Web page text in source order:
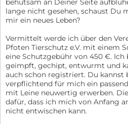
behutsam an Deiner Seite
lange nicht gesehen, schaust Du
mir ein neues Leben?
Vermittelt werde ich über den
Pfoten Tierschutz e.V. mit einem
eine Schutzgebühr von 450 €.
geimpft, gechipt, entwurmt und
auch schon registriert. Du kannst
verpflichtend für mich ein
mit Leine neuwertig erwerben.
dafür, dass ich mich von Anfang
nicht entwischen kann.